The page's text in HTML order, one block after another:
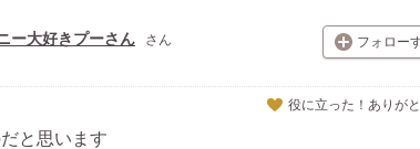
フォロー
ー大好きプーさん さん
役に立った！ありがと
と思います